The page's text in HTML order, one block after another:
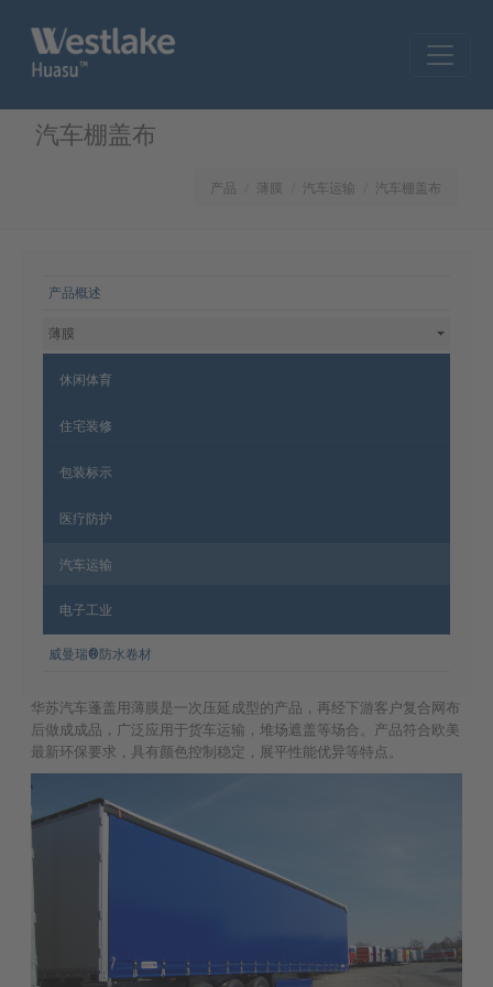
汽车棚盖布
产品 薄膜 汽车运输 汽车棚盖布
产品概述
薄膜
休闲体育
住宅装修
包装标示
医疗防护
汽车运输
电子工业
威曼瑞®防水卷材
华苏汽车蓬盖用薄膜是一次压延成型的产品，再经下游客户复合网布
后做成成品，广泛应用于货车运输，堆场遮盖等场合。产品符合欧美
最新环保要求，具有颜色控制稳定，展平性能优异等特点。